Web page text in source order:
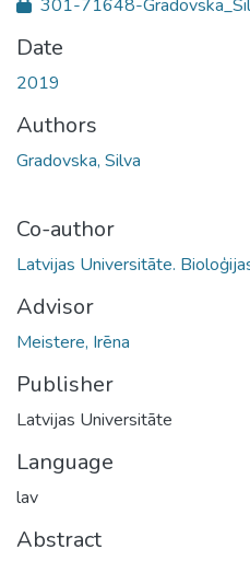
301-71648-
Date
2019
Authors
Gradovska, Silva
Co-author
Latvijas Universitāte.
Advisor
Meistere, Irēna
Publisher
Latvijas Universitāte
Language
lav
Abstract